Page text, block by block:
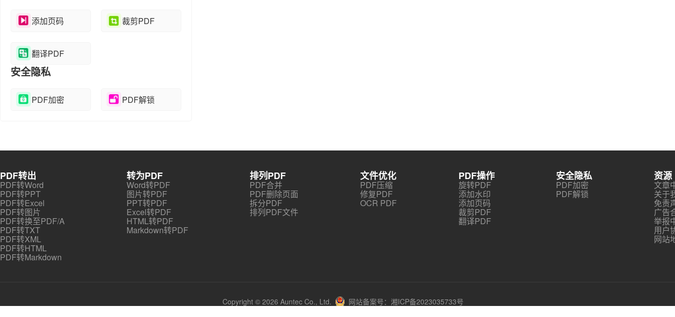
添加页码 裁剪PDF
翻译PDF
安全隐私
PDF加密 PDF解锁
PDF转出
PDF转Word
PDF转PPT
PDF转Excel
PDF转图片
PDF转换至PDF/A
PDF转TXT
PDF转XML
PDF转HTML
PDF转Markdown
转为PDF
Word转PDF
图片转PDF
PPT转PDF
Excel转PDF
HTML转PDF
Markdown转PDF
排列PDF
PDF合并
PDF删除页面
拆分PDF
排列PDF文件
文件优化
PDF压缩
修复PDF
OCR PDF
PDF操作
旋转PDF
添加水印
添加页码
裁剪PDF
翻译PDF
安全隐私
PDF加密
PDF解锁
资源
文章
关于
免责
广告
举报
用户
网站
Copyright © 2026 Auntec Co., Ltd. 网站备案号：湘ICP备2023035733号